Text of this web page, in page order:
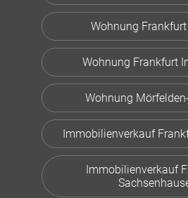
Wohnung
Wohnung Frankfurt
Wohnung
Immobilienverkauf
Immobilienverkauf